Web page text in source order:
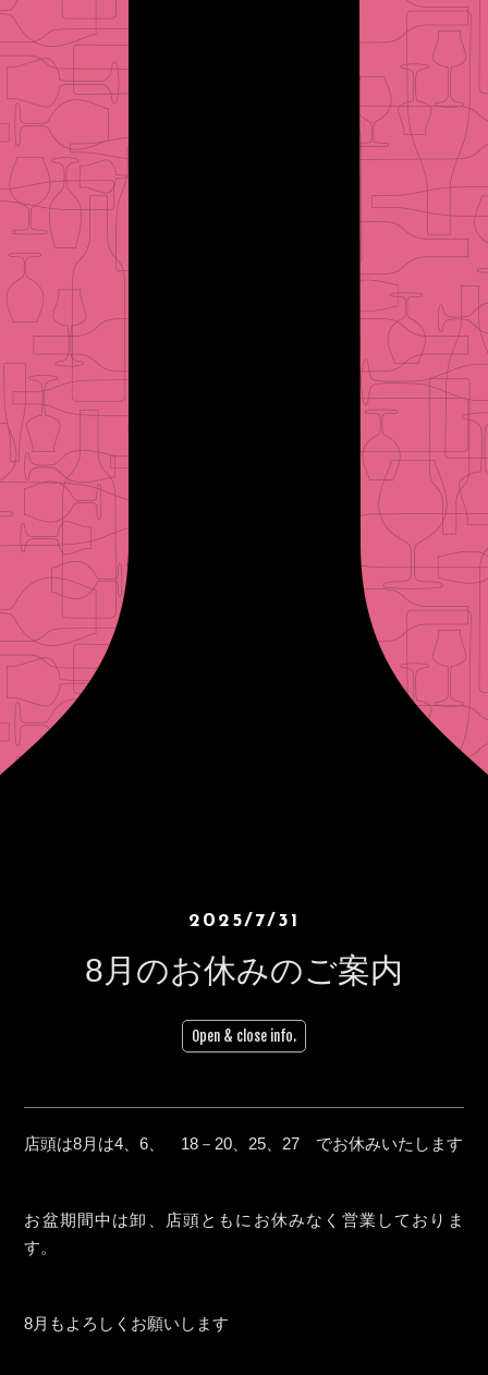
2025/7/31
8月のお休みのご案内
Open & close info.
店頭は8月は4、6、 18－20、25、27 でお休みいたします
お盆期間中は卸、店頭ともにお休みなく営業しておりま
す。
8月もよろしくお願いします